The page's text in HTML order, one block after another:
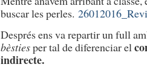
buscar les perles.
Després ens va repartir un full
bèstiesper tal de diferenciar el
indirecte.